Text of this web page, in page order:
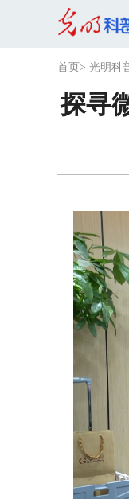
首页 > 光明科
探寻